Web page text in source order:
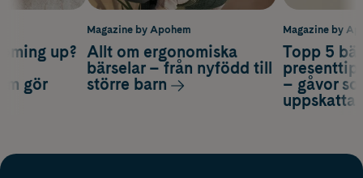
Magazine by
Topp 5
– gåvor
up?
gör
Magazine by Apohem
Allt om ergonomiska
bärselar – från nyfödd till
större barn